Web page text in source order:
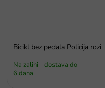
Bicikl bez pedala Policija rozi
Na zalihi - dostava do
6 dana